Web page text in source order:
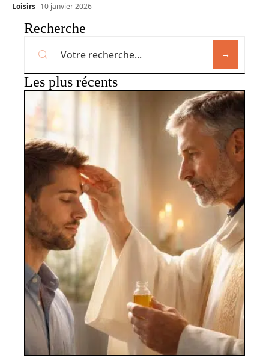
Loisirs 10 janvier 2026
Recherche
Les plus récents